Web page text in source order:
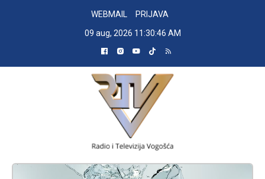
WEBMAIL
PRIJAVA
09 aug, 2026 11:30:47 AM
RADIO TELEVIZIJA VOGOŠĆA